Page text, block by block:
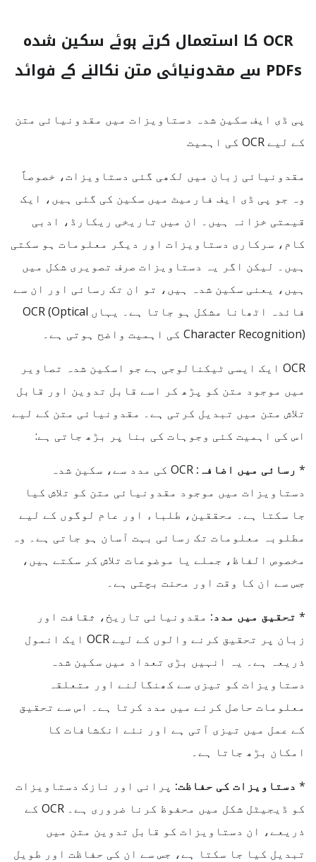
OCR کا استعمال کرتے ہوئے سکین شدہ
PDFs سے مقدونیائی متن نکالنے کے فوائد
پی ڈی ایف سکین شدہ دستاویزات میں مقدونیائی متن
کے لیے OCR کی اہمیت
مقدونیائی زبان میں لکھی گئی دستاویزات، خصوصاً
وہ جو پی ڈی ایف فارمیٹ میں سکین کی گئی ہیں، ایک
قیمتی خزانہ ہیں۔ ان میں تاریخی ریکارڈ، ادبی
کام، سرکاری دستاویزات اور دیگر معلومات ہو سکتی
ہیں۔ لیکن اگر یہ دستاویزات صرف تصویری شکل میں
ہیں، یعنی سکین شدہ ہیں، تو ان تک رسائی اور ان سے
فائدہ اٹھانا مشکل ہو جاتا ہے۔ یہاں OCR (Optical
Character Recognition) کی اہمیت واضح ہوتی ہے۔
OCR ایک ایسی ٹیکنالوجی ہے جو اسکین شدہ تصاویر
میں موجود متن کو پڑھ کر اسے قابل تدوین اور قابل
تلاش متن میں تبدیل کرتی ہے۔ مقدونیائی متن کے لیے
اس کی اہمیت کئی وجوہات کی بنا پر بڑھ جاتی ہے:
* رسائی میں اضافہ:
OCR کی مدد سے، سکین شدہ
دستاویزات میں موجود مقدونیائی متن کو تلاش کیا
جا سکتا ہے۔ محققین، طلباء اور عام لوگوں کے لیے
مطلوبہ معلومات تک رسائی بہت آسان ہو جاتی ہے۔ وہ
مخصوص الفاظ، جملے یا موضوعات تلاش کر سکتے ہیں،
جس سے ان کا وقت اور محنت بچتی ہے۔
* تحقیق میں مدد: مقدونیائی تاریخ، ثقافت اور
زبان پر تحقیق کرنے والوں کے لیے OCR ایک انمول
ذریعہ ہے۔ یہ انہیں بڑی تعداد میں سکین شدہ
دستاویزات کو تیزی سے کھنگالنے اور متعلقہ
معلومات حاصل کرنے میں مدد کرتا ہے۔ اس سے تحقیق
کے عمل میں تیزی آتی ہے اور نئے انکشافات کا
امکان بڑھ جاتا ہے۔
* دستاویزات کی حفاظت: پرانی اور نازک دستاویزات
کو ڈیجیٹل شکل میں محفوظ کرنا ضروری ہے۔ OCR کے
ذریعے، ان دستاویزات کو قابل تدوین متن میں
تبدیل کیا جا سکتا ہے، جس سے ان کی حفاظت اور طویل